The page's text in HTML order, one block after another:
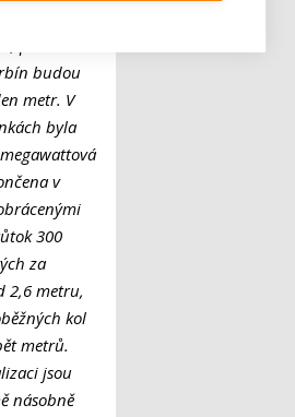
budou
metr. V
byla
v
300
za
2,6 metru,
kol
metrů.
jsou
násobně